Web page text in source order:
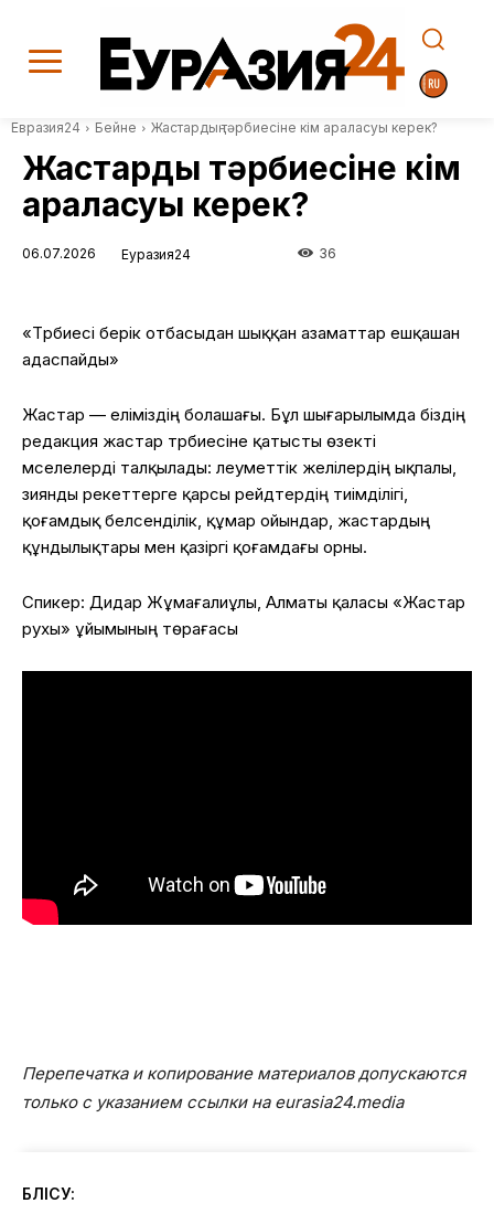
Евразия24 Бейне Жастардың тәрбиесіне кім араласуы керек?
Жастардың тәрбиесіне кім
араласуы керек?
06.07.2026 Еуразия24 36
«Тәрбиесі берік отбасыдан шыққан азаматтар ешқашан
адаспайды»
Жастар — еліміздің болашағы. Бұл шығарылымда біздің
редакция жастар тәрбиесіне қатысты өзекті
мәселелерді талқылады: әлеуметтік желілердің ықпалы,
зиянды әрекеттерге қарсы рейдтердің тиімділігі,
қоғамдық белсенділік, құмар ойындар, жастардың
құндылықтары мен қазіргі қоғамдағы орны.
Спикер: Дидар Жұмағалиұлы, Алматы қаласы «Жастар
рухы» ұйымының төрағасы
Перепечатка и копирование материалов допускаются
только с указанием ссылки на eurasia24.media
БӨЛІСУ: